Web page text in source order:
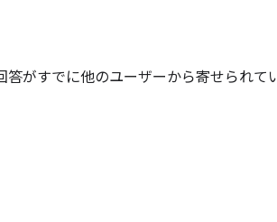
答がすでに他のユーザーから寄せられて